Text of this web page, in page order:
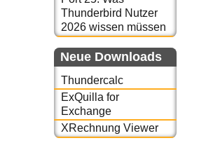
Thunderbird Nutzer
2026 wissen müssen
Neue Downloads
Thundercalc
ExQuilla for
Exchange
XRechnung Viewer